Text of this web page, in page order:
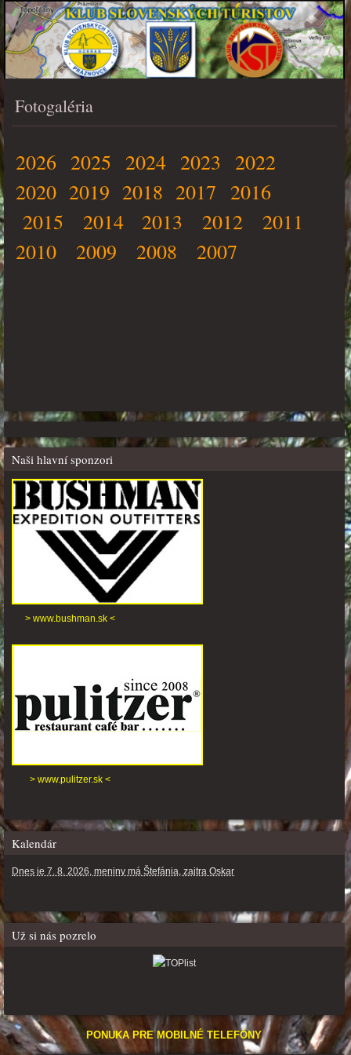
PONUKA
Fotogaléria
2026 2025 2024 2023
2022
2020 2019 2018 2017 2016
2015
2014 2013 2012
2011
2010
2009 2008 2007
Naši hlavní sponzori
> www.bushman.sk <
> www.pulitzer.sk <
Kalendár
Dnes je 7. 8. 2026, meniny má Štefánia, zajtra Oskar
Už si nás pozrelo
PONUKA PRE MOBILNÉ TELEFÓNY